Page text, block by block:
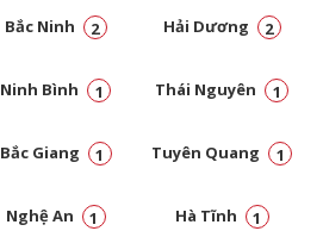
Bắc Ninh 2 Hải Dương 2
Ninh Bình 1 Thái Nguyên 1
Bắc Giang 1 Tuyên Quang 1
Nghệ An 1 Hà Tĩnh 1